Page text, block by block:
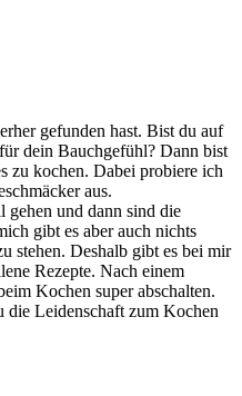
gefunden hast. Bist du auf
dein Bauchgefühl? Dann bist
zu kochen. Dabei probiere ich
aus.
gehen und dann sind die
gibt es aber auch nichts
stehen. Deshalb gibt es bei mir
Rezepte. Nach einem
Kochen super abschalten.
die Leidenschaft zum Kochen